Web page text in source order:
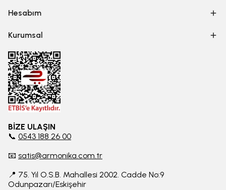
Hesabım
Kurumsal
BİZE ULAŞIN
📞 0543 188 26 00
📧 satis@armonika.com.tr
📍 75. Yıl O.S.B. Mahallesi 2002. Cadde No:9
Odunpazarı/Eskişehir